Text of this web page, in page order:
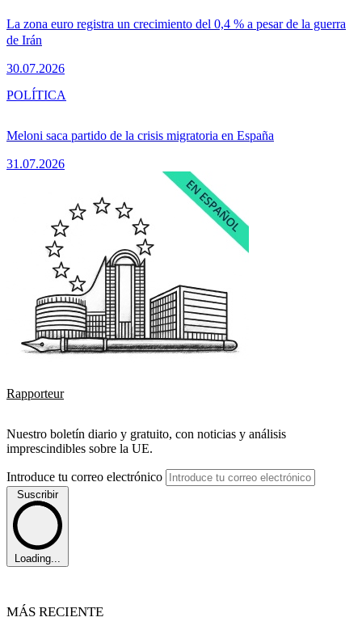
La zona euro registra un crecimiento del 0,4 % a pesar de la guerra
de Irán
30.07.2026
Meloni saca partido de la crisis migratoria en España
31.07.2026
POLÍTICA
Rapporteur
Nuestro boletín diario y gratuito, con noticias y análisis
imprescindibles sobre la UE.
Introduce tu correo electrónico
Suscribir
Loading...
MÁS RECIENTE